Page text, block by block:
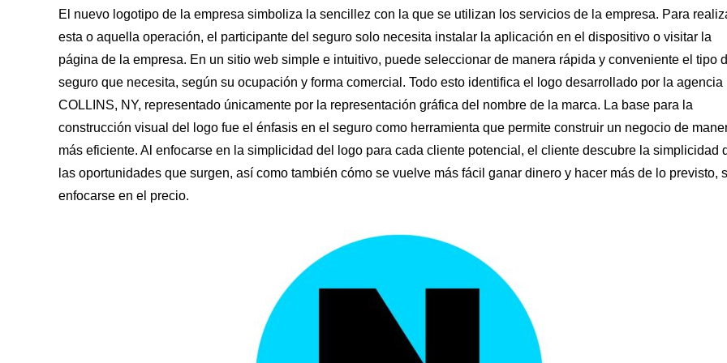
El nuevo logotipo de la empresa simboliza la sencillez con la que se utilizan los servicios de la empresa. Para
esta o aquella operación, el participante del seguro solo necesita instalar la aplicación en el dispositivo o visitar la
página de la empresa. En un sitio web simple e intuitivo, puede seleccionar de manera rápida y conveniente el tipo
seguro que necesita, según su ocupación y forma comercial. Todo esto identifica el logo desarrollado por la agencia
COLLINS, NY, representado únicamente por la representación gráfica del nombre de la marca. La base para la
construcción visual del logo fue el énfasis en el seguro como herramienta que permite construir un negocio de
más eficiente. Al enfocarse en la simplicidad del logo para cada cliente potencial, el cliente descubre la simplicidad
las oportunidades que surgen, así como también cómo se vuelve más fácil ganar dinero y hacer más de lo previsto,
enfocarse en el precio.